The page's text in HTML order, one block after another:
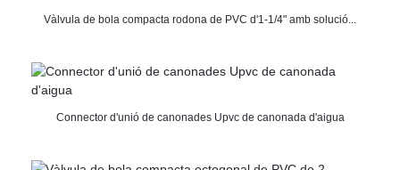
Vàlvula de bola compacta rodona de PVC d'1-1/4" amb solució...
Connector d'unió de canonades Upvc de canonada d'aigua